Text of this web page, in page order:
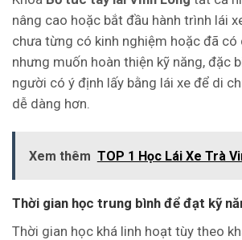
nâng cao hoặc bắt đầu hành trình lái
chưa từng có kinh nghiệm hoặc đã có
nhưng muốn hoàn thiện kỹ năng, đặc
người có ý định lấy bằng lái xe để di
dễ dàng hơn.
Xem thêm TOP 1 Học Lái Xe Trà
Thời gian học trung bình để đạt kỹ
Thời gian học khá linh hoạt tùy theo